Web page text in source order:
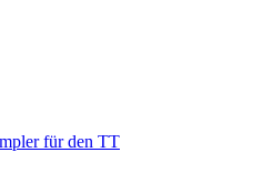
für den TT